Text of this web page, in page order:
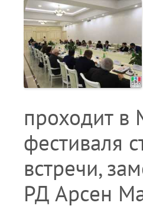
проходит в
фестиваля
встречи,
РД Арсен